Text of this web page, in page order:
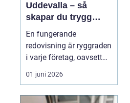
Uddevalla – så
skapar du trygg
ekonomi i företaget
En fungerande
redovisning är ryggraden
i varje företag, oavsett
om verksamheten är
enmansfirma eller
01 juni 2026